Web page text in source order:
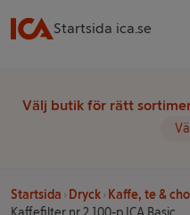
Startsida ica.se
Välj butik för rätt
Startsida Dryck Kaffe, te &